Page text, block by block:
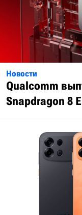
Новости
Qualcomm
Snapdragon 8